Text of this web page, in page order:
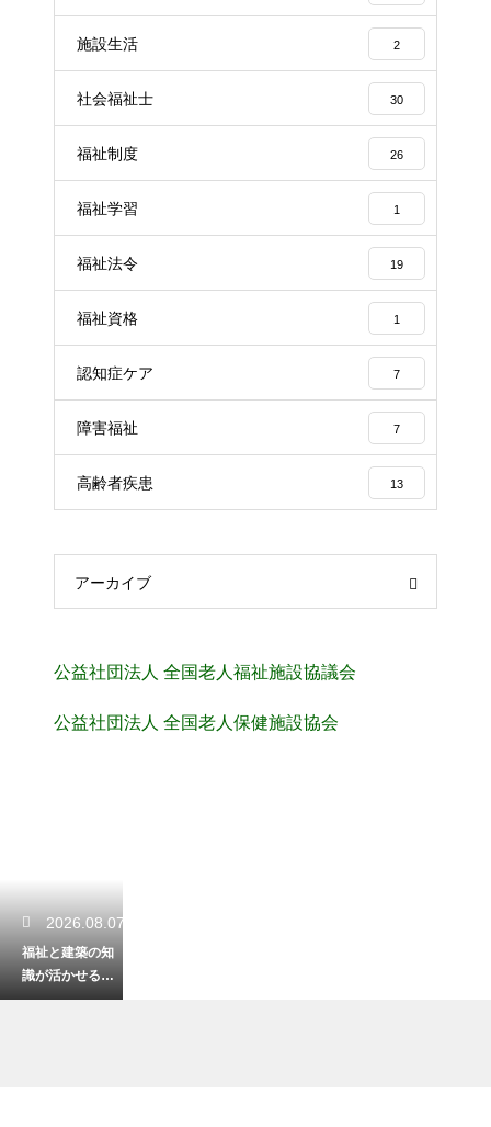
施設生活 2
社会福祉士 30
福祉制度 26
福祉学習 1
福祉法令 19
福祉資格 1
認知症ケア 7
障害福祉 7
高齢者疾患 13
アーカイブ
公益社団法人 全国老人福祉施設協議会
公益社団法人 全国老人保健施設協会
2026.08.07
福祉と建築の知
識が活かせる資
格！バリアフリ